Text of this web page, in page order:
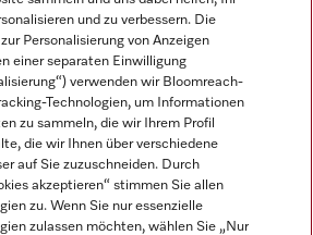
Youtube
und zu verbessern. Die
Personalisierung von Anzeigen
einer separaten Einwilligung
verwenden wir Bloomreach-
Technologien, um Informationen
zu sammeln, die wir Ihrem Profil
die wir Ihnen über verschiedene
auf Sie zuzuschneiden. Durch
akzeptieren“ stimmen Sie allen
zu. Wenn Sie nur essenzielle
zulassen möchten, wählen Sie „Nur